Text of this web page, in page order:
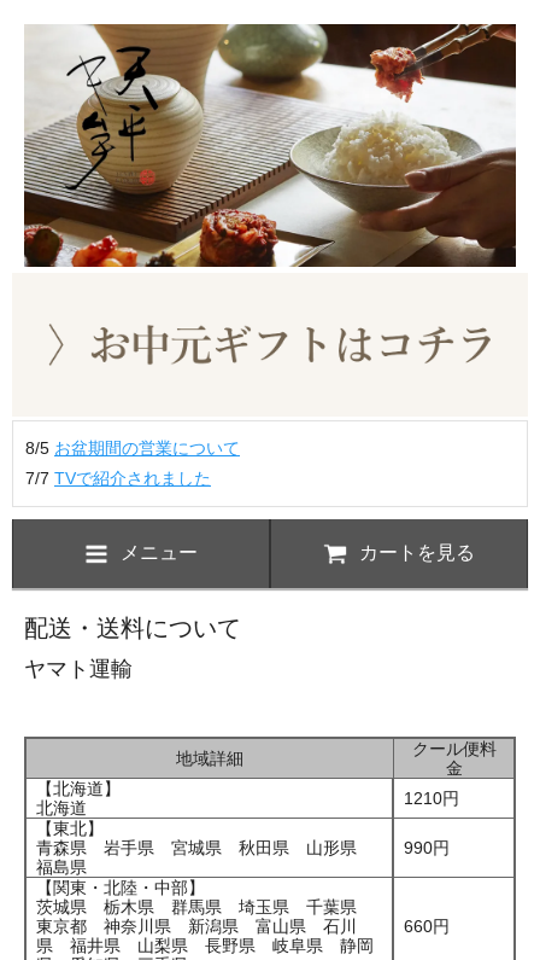
8/5 お盆期間の営業について
7/7 TVで紹介されました
メニュー カートを見る
配送・送料について
ヤマト運輸
地域詳細
クール便料
金
【北海道】
北海道
1210円
【東北】
青森県 岩手県 宮城県 秋田県 山形県
福島県
990円
【関東・北陸・中部】
茨城県 栃木県 群馬県 埼玉県 千葉県
東京都 神奈川県 新潟県 富山県 石川
県 福井県 山梨県 長野県 岐阜県 静岡
660円